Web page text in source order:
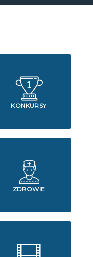
KONKURSY
ZDROWIE